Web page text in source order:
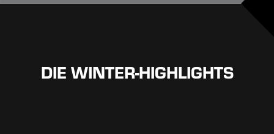
DIE WINTER-HIGHLIGHTS